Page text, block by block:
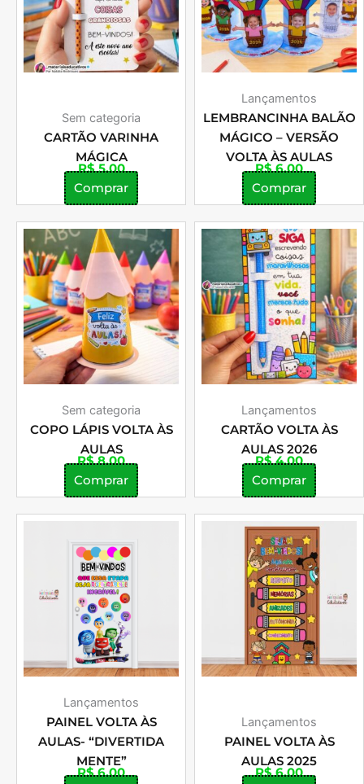
Sem categoria
CARTÃO VARINHA
MÁGICA
R$5,00
Comprar
Lançamentos
LEMBRANCINHA BALÃO
MÁGICO – VERSÃO
VOLTA ÀS AULAS
R$6,00
Comprar
Sem categoria
COPO LÁPIS VOLTA ÀS
AULAS
R$8,00
Comprar
Lançamentos
CARTÃO VOLTA ÀS
AULAS 2026
R$4,00
Comprar
Lançamentos
PAINEL VOLTA ÀS
AULAS- “DIVERTIDA
MENTE”
R$6,00
Lançamentos
PAINEL VOLTA ÀS
AULAS 2025
R$6,00